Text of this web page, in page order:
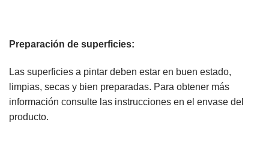
Preparación de superficies:
Las superficies a pintar deben estar en buen estado,
limpias, secas y bien preparadas. Para obtener más
información consulte las instrucciones en el envase del
producto.